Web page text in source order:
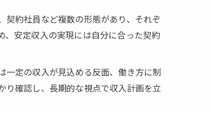
約社員など複数の形態があり、それぞ
、安定収入の実現には自分に合った契約
一定の収入が見込める反面、働き方に制
り確認し、長期的な視点で収入計画を立